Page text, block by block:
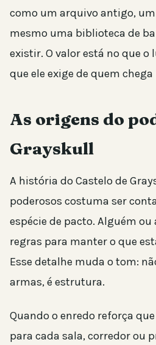
como um arquivo antigo,
mesmo uma biblioteca de
existir. O valor está no que o
que ele exige de quem chega
As origens do
Grayskull
A história do Castelo de
poderosos costuma ser
espécie de pacto. Alguém
regras para manter o que
Esse detalhe muda o tom:
armas, é estrutura.
Quando o enredo reforça
para cada sala, corredor ou